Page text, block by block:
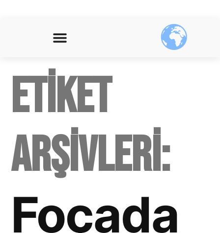
Etiket
arşivleri:
Foçada